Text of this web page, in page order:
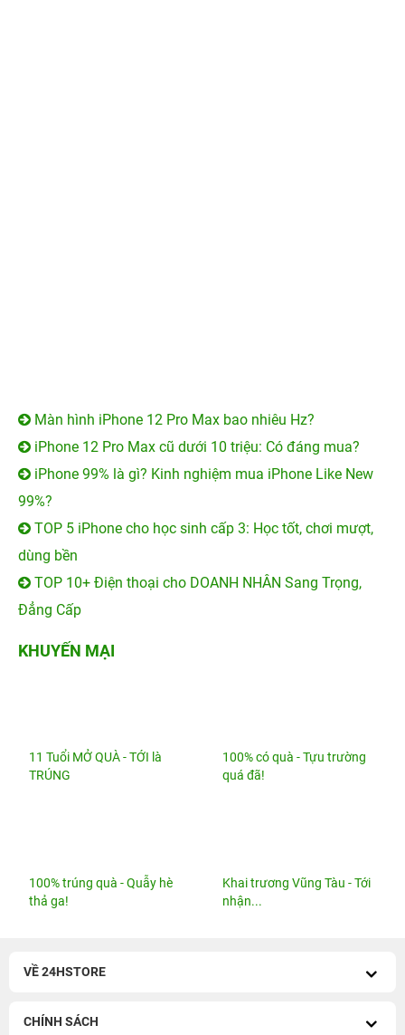
Màn hình iPhone 12 Pro Max bao nhiêu Hz?
iPhone 12 Pro Max cũ dưới 10 triệu: Có đáng mua?
iPhone 99% là gì? Kinh nghiệm mua iPhone Like New
99%?
TOP 5 iPhone cho học sinh cấp 3: Học tốt, chơi mượt,
dùng bền
TOP 10+ Điện thoại cho DOANH NHÂN Sang Trọng,
Đẳng Cấp
KHUYẾN MẠI
11 Tuổi MỞ QUÀ - TỚI là
TRÚNG
100% có quà - Tựu trường
quá đã!
100% trúng quà - Quẫy hè
thả ga!
Khai trương Vũng Tàu - Tới
nhận...
VỀ 24HSTORE
CHÍNH SÁCH